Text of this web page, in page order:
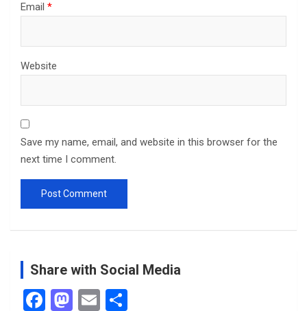
Email *
Website
Save my name, email, and website in this browser for the
next time I comment.
Share with Social Media
F
M E